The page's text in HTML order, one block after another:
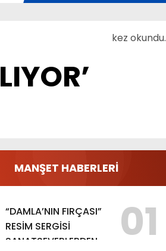
kez okundu.
MANŞET HABERLERİ
“DAMLA’NIN FIRÇASI”
RESİM SERGİSİ
SANATSEVERLERDEN
01